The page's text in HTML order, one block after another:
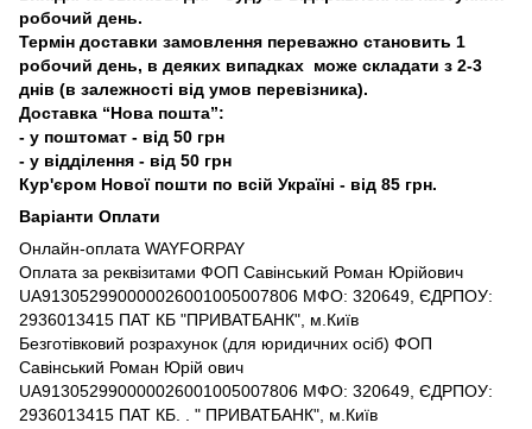
робочий день.
Термін доставки замовлення переважно становить 1
робочий день, в деяких випадках може складати з 2-3
днів (в залежності від умов перевізника).
Доставка “Нова пошта”:
- у поштомат - від 50 грн
- у відділення - від 50 грн
Кур'єром Нової пошти по всій Україні - від 85 грн.
Варіанти Оплати
Онлайн-оплата WAYFORPAY
Оплата за реквізитами ФОП Савінський Роман Юрійович
UA913052990000026001005007806 МФО: 320649, ЄДРПОУ:
2936013415 ПАТ КБ "ПРИВАТБАНК", м.Київ
Безготівковий розрахунок (для юридичних осіб) ФОП
Савінський Роман Юрій ович
UA913052990000026001005007806 МФО: 320649, ЄДРПОУ:
2936013415 ПАТ КБ. . " ПРИВАТБАНК", м.Київ